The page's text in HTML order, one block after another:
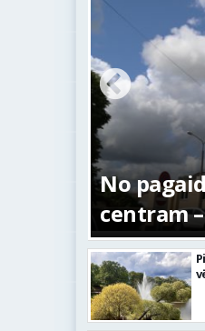
No
centram